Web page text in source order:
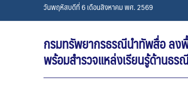
วันพฤหัสบดีที่ 6 เดือนสิงหาคม พศ. 2569
กรมทรัพยากรธรณีนำทัพสื่อ ลงพื้
พร้อมสำรวจแหล่งเรียนรู้ด้านธร